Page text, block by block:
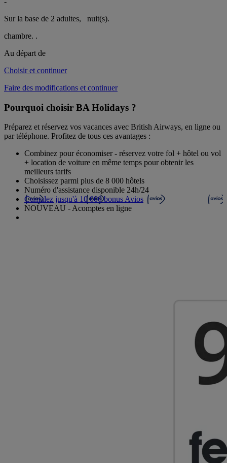
Sur la base de 2 adultes,
nuit(s).
chambre. .
Au départ de
Choisir et continuer
Faire des modifications et continuer
Pourquoi choisir BA Holidays ?
Préparez et réservez vos vacances avec British Airways, en ligne ou
par téléphone. Profitez de tous ces avantages :
Combinez pour économiser - réservez votre fol + hôtel ou vol
+ location de voiture en même temps pour obtenir les
meilleurs tarifs
Choisissez parmi plus de 8 000 hôtels
Numéro d'assistance disponible 24h/24
Cumulez jusqu'à 10 000 bonus Avios
NOUVEAU - Acomptes en ligne